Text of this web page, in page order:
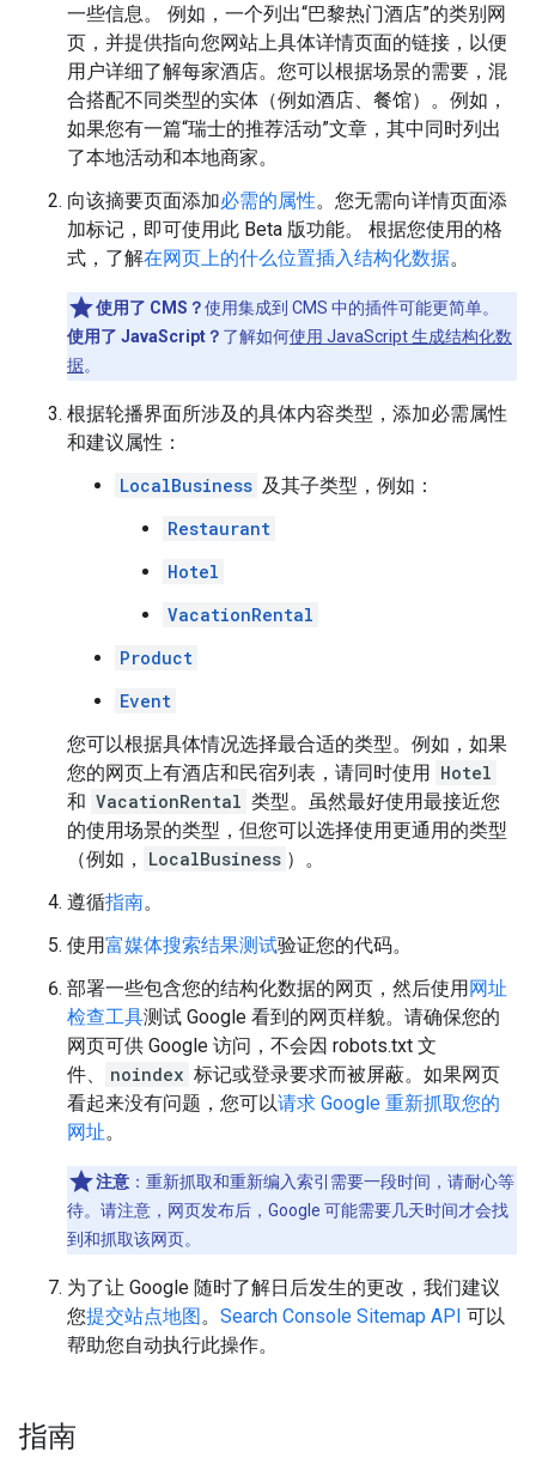
一些信息。 例如，一个列出“巴黎热门酒店”的类别网
页，并提供指向您网站上具体详情页面的链接，以便
用户详细了解每家酒店。您可以根据场景的需要，混
合搭配不同类型的实体（例如酒店、餐馆）。例如，
如果您有一篇“瑞士的推荐活动”文章，其中同时列出
了本地活动和本地商家。
向该摘要页面添加必需的属性。您无需向详情页面添
加标记，即可使用此 Beta 版功能。 根据您使用的格
式，了解在网页上的什么位置插入结构化数据。
使用了 CMS？使用集成到 CMS 中的插件可能更简单。
使用了 JavaScript？ 了解如何使用 JavaScript 生成结构化数
据。
根据轮播界面所涉及的具体内容类型，添加必需属性
和建议属性：
LocalBusiness 及其子类型，例如：
Restaurant
Hotel
VacationRental
Product
Event
您可以根据具体情况选择最合适的类型。例如，如果
您的网页上有酒店和民宿列表，请同时使用 Hotel
和 VacationRental 类型。虽然最好使用最接近您
的使用场景的类型，但您可以选择使用更通用的类型
（例如，
LocalBusiness ）。
遵循指南。
使用富媒体搜索结果测试验证您的代码。
部署一些包含您的结构化数据的网页，然后使用网址
检查工具测试 Google 看到的网页样貌。请确保您的
网页可供 Google 访问，不会因 robots.txt 文
件、
noindex 标记或登录要求而被屏蔽。如果网页
看起来没有问题，您可以请求 Google 重新抓取您的
网址。
注意 ：重新抓取和重新编入索引需要一段时间，请耐心等
待。请注意，网页发布后，Google 可能需要几天时间才会找
到和抓取该网页。
为了让 Google 随时了解日后发生的更改，我们建议
您提交站点地图。 Search Console Sitemap API 可以
帮助您自动执行此操作。
指南